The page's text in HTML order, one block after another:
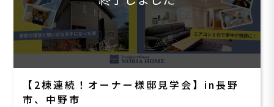
【2棟連続！オーナー様邸見学会】in長野
市、中野市